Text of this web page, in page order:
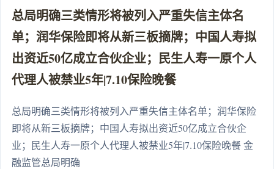
总局明确三类情形将被列入严重失信主体名
单；润华保险即将从新三板摘牌；中国人寿拟
出资近50亿成立合伙企业；民生人寿一原个人
代理人被禁业5年|7.10保险晚餐
总局明确三类情形将被列入严重失信主体名单；润华保险
即将从新三板摘牌；中国人寿拟出资近50亿成立合伙企
业；民生人寿一原个人代理人被禁业5年|7.10保险晚餐 金
融监管总局明确